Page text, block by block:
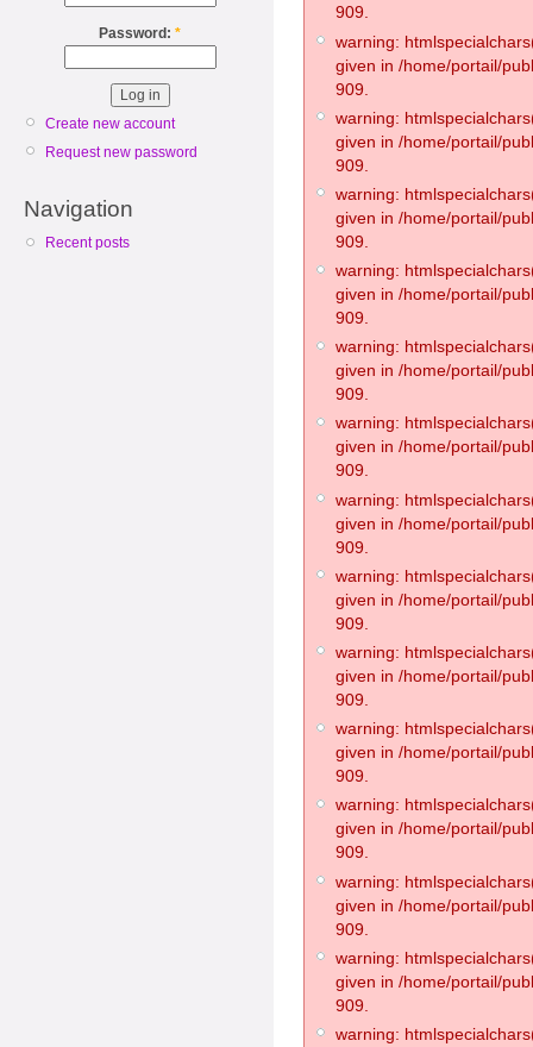
Password: *
Create new account
Request new password
Navigation
Recent posts
909.
warning:
given in /home/portail/
909.
warning:
given in /home/portail/
909.
warning:
given in /home/portail/
909.
warning:
given in /home/portail/
909.
warning:
given in /home/portail/
909.
warning:
given in /home/portail/
909.
warning:
given in /home/portail/
909.
warning:
given in /home/portail/
909.
warning:
given in /home/portail/
909.
warning:
given in /home/portail/
909.
warning:
given in /home/portail/
909.
warning:
given in /home/portail/
909.
warning:
given in /home/portail/
909.
warning: